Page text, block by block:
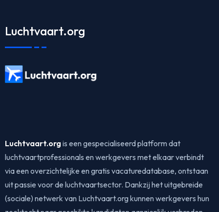
Luchtvaart.org
Luchtvaart.org is een gespecialiseerd platform dat
luchtvaartprofessionals en werkgevers met elkaar verbindt
via een overzichtelijke en gratis vacaturedatabase, ontstaan
uit passie voor de luchtvaartsector. Dankzij het uitgebreide
(sociale) netwerk van Luchtvaart.org kunnen werkgevers hun